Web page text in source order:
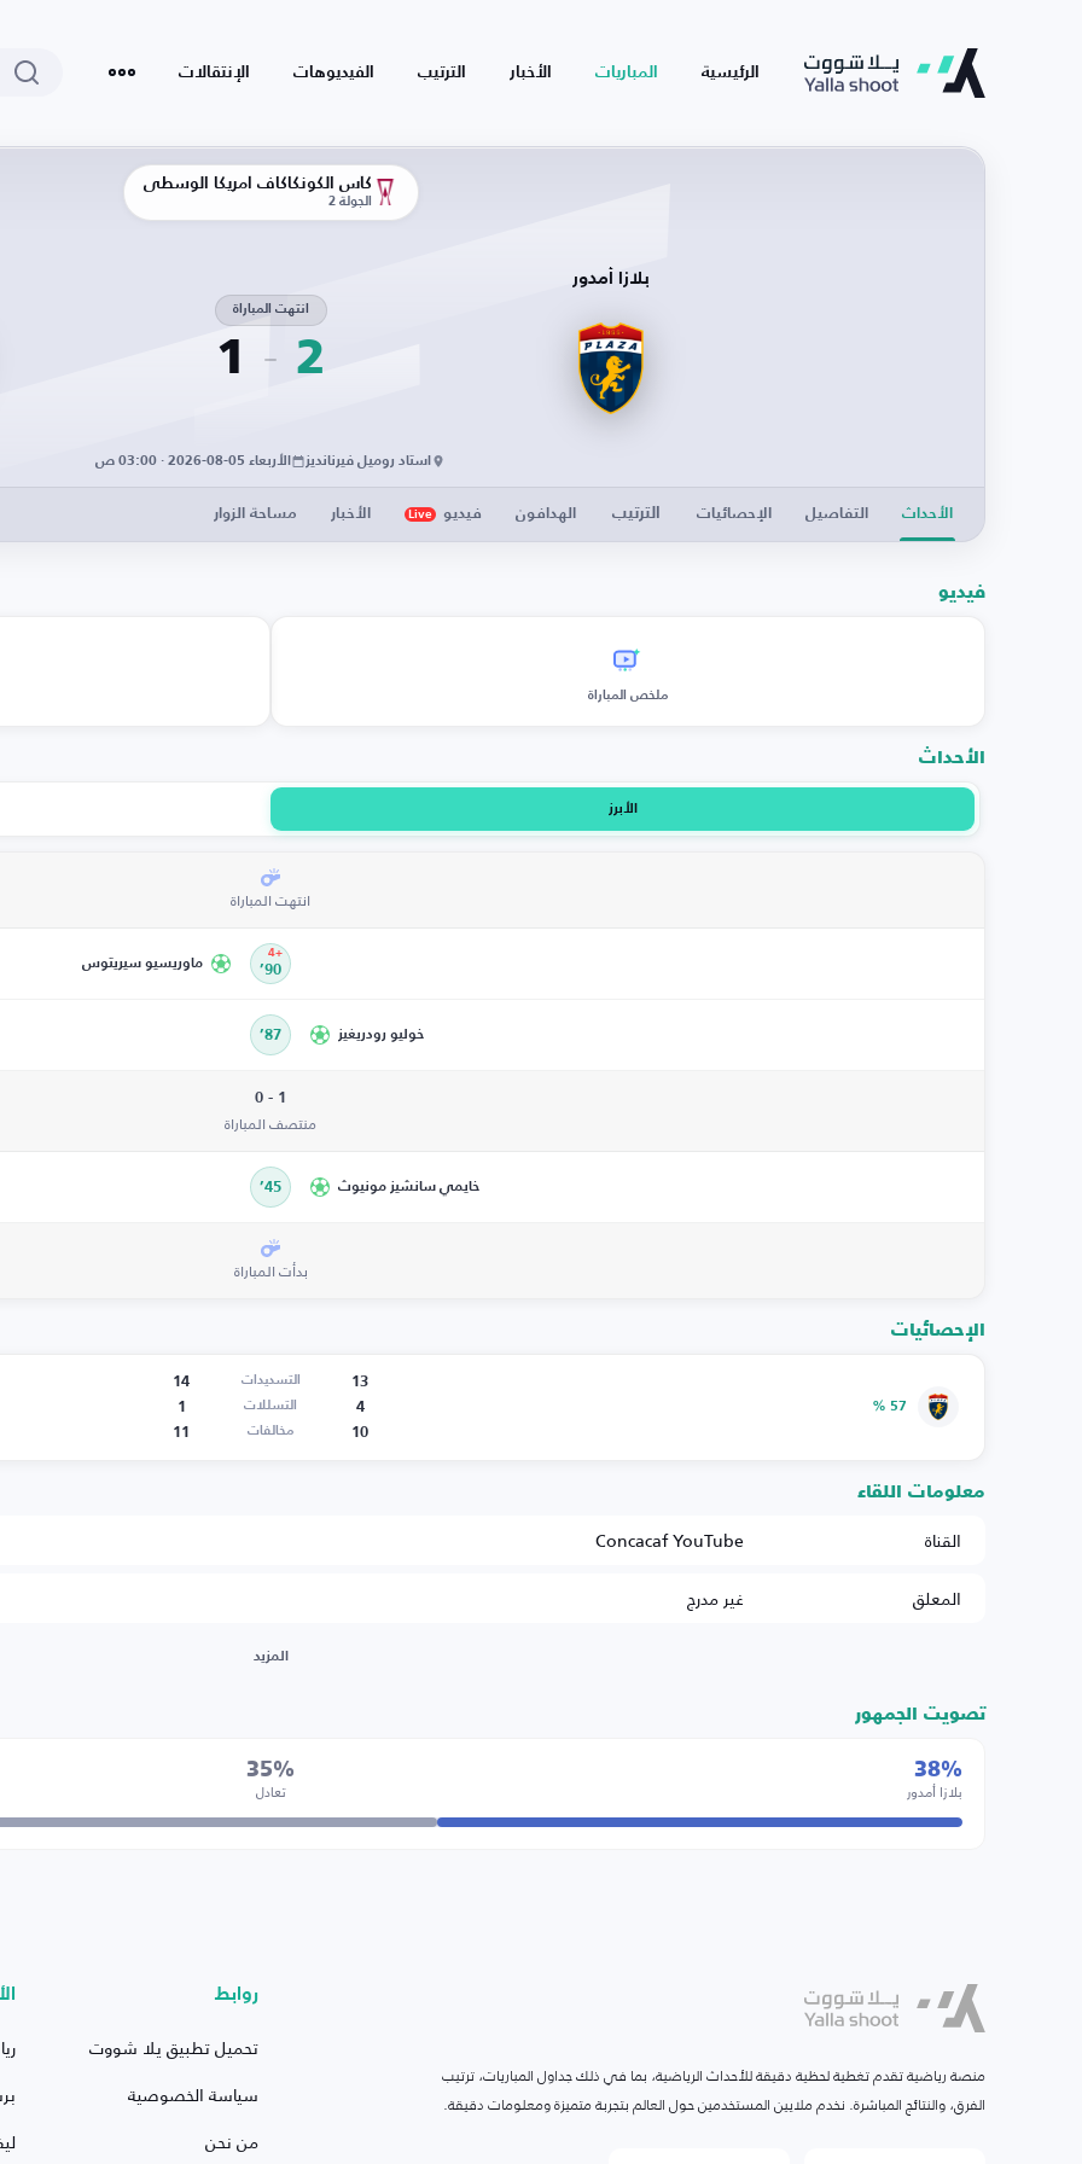
الرئيسية المباريات الأخبار الترتيب الفيديوهات الإنتقالات
كأس الكونكاكاف أمريكا الوسطى
الجولة 2
بلازا أمدور
2
انتهت المباراة
1
استاد روميل فيرنانديز الأربعاء 05-08-2026 · 03:00 ص
الأحداث التفاصيل الإحصائيات الترتيب الهدافون فيديو Live الأخبار مساحة الزوار
فيديو
ملخص المباراة
الأحداث
الأبرز
انتهت المباراة
90’
+4
ماوريسيو سيريتوس
خوليو رودريغيز 87’
1 - 0
منتصف المباراة
خايمي سانشيز مونيوث 45’
بدأت المباراة
الإحصائيات
57 %
13 التسديدات
14
4
التسللات
1
10
مخالفات 11
معلومات اللقاء
القناة
Concacaf YouTube
المعلق
غير مدرج
المزيد
تصويت الجمهور
38%
بلازا أمدور
35%
تعادل
منصة رياضية تقدم تغطية لحظية دقيقة للأحداث الرياضية، بما في ذلك جداول المباريات، ترتيب
الفرق، والنتائج المباشرة. نخدم ملايين المستخدمين حول العالم بتجربة متميزة ومعلومات دقيقة.
روابط
تحميل تطبيق يلا شووت
سياسة الخصوصية
من نحن